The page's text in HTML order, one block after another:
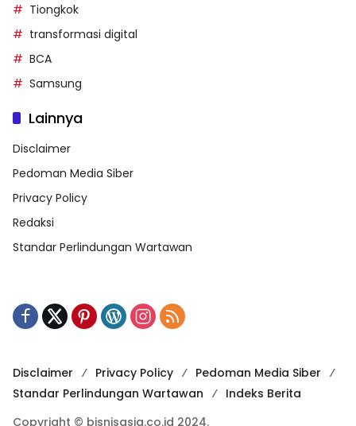
Tiongkok
transformasi digital
BCA
Samsung
Lainnya
Disclaimer
Pedoman Media Siber
Privacy Policy
Redaksi
Standar Perlindungan Wartawan
Disclaimer Privacy Policy
Pedoman Media Siber
Standar Perlindungan Wartawan
Indeks Berita
Copyright © bisnisasia.co.id 2024.